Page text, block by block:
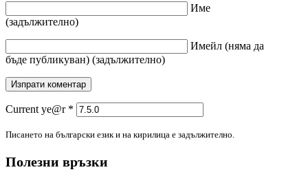
Име
(задължително)
Имейл (няма да
бъде публикуван) (задължително)
Current ye@r *
Писането на български език и на кирилица е задължително.
Полезни връзки